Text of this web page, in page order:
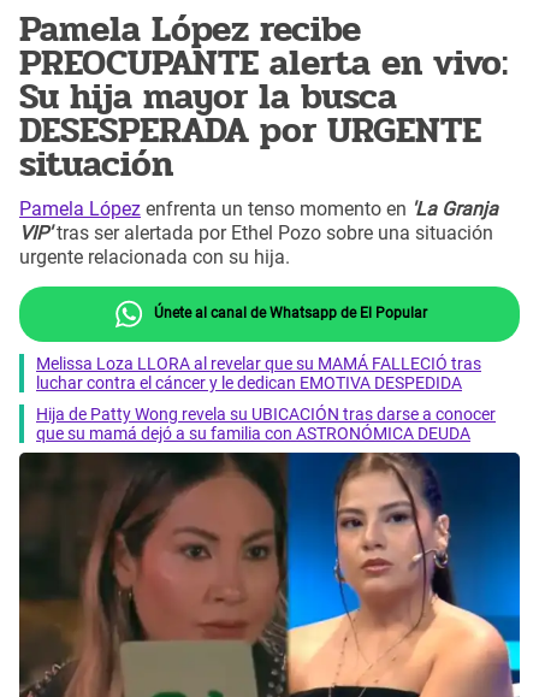
Pamela López recibe
PREOCUPANTE alerta en vivo:
Su hija mayor la busca
DESESPERADA por URGENTE
situación
Pamela López enfrenta un tenso momento en 'La Granja
VIP'tras ser alertada por Ethel Pozo sobre una situación
urgente relacionada con su hija.
Únete al canal de Whatsapp de El Popular
Melissa Loza LLORA al revelar que su MAMÁ FALLECIÓ tras
luchar contra el cáncer y le dedican EMOTIVA DESPEDIDA
Hija de Patty Wong revela su UBICACIÓN tras darse a conocer
que su mamá dejó a su familia con ASTRONÓMICA DEUDA